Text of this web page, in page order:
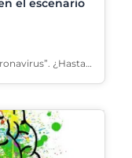
el escenario
¿Hasta…